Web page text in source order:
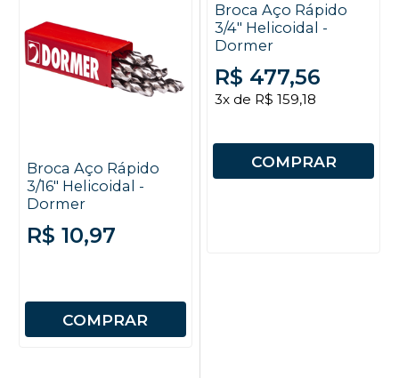
Broca Aço Rápido
3/16" Helicoidal -
Dormer
R$ 10,97
COMPRAR
Broca Aço Rápido
3/4" Helicoidal -
Dormer
R$ 477,56
3x de R$ 159,18
COMPRAR